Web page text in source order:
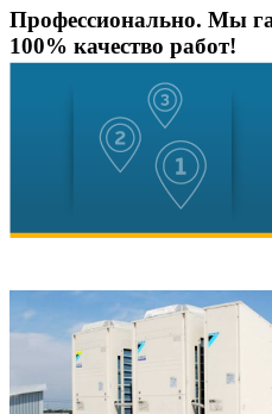
Профессионально. Мы
100% качество работ!